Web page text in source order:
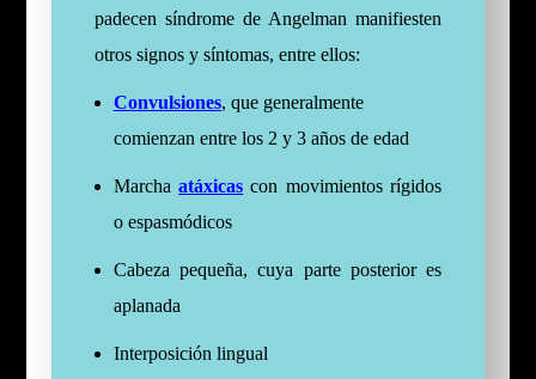
padecen síndrome de Angelman manifiesten
otros signos y síntomas, entre ellos:
Convulsiones, que generalmente
comienzan entre los 2 y 3 años de edad
Marchaatáxicas con movimientos rígidos
o espasmódicos
Cabeza pequeña, cuya parte posterior es
aplanada
Interposición lingual